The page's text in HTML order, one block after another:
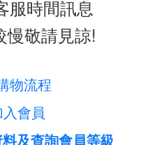
服時間訊息
慢敬請見諒!
物流程
會員
及查詢會員等級